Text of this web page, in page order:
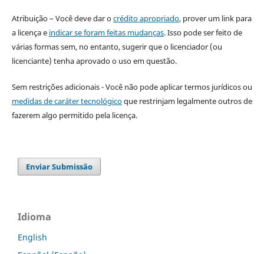
Atribuição – Você deve dar ocrédito apropriado, prover um link para
a licença e indicar se foram feitas mudanças. Isso pode ser feito de
várias formas sem, no entanto, sugerir que o licenciador (ou
licenciante) tenha aprovado o uso em questão.
Sem restrições adicionais - Você não pode aplicar termos jurídicos ou
medidas de caráter tecnológicoque restrinjam legalmente outros de
fazerem algo permitido pela licença.
Enviar Submissão
Idioma
English